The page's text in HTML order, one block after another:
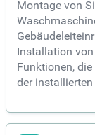
Montage von
Installation
Funktionen,
der